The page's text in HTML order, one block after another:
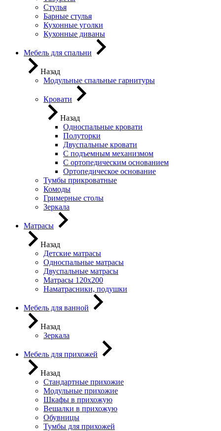
Стулья
Барные стулья
Кухонные уголки
Кухонные диваны
Мебель для спальни
Назад
Модульные спальные гарнитуры
Кровати
Назад
Односпальные кровати
Полуторки
Двуспальные кровати
С подъемным механизмом
С ортопедическим основанием
Ортопедическое основание
Тумбы прикроватные
Комоды
Гримерные столы
Зеркала
Матрасы
Назад
Детские матрасы
Односпальные матрасы
Двуспальные матрасы
Матрасы 120х200
Наматрасники, подушки
Мебель для ванной
Назад
Зеркала
Мебель для прихожей
Назад
Стандартные прихожие
Модульные прихожие
Шкафы в прихожую
Вешалки в прихожую
Обувницы
Тумбы для прихожей